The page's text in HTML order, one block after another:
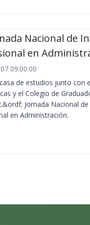
Nacional de
en
09:00:00
de estudios junto con
y el Colegio de
Jornada Nacional
en Administración.